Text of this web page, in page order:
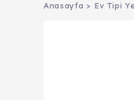
Anasayfa Ev Tipi